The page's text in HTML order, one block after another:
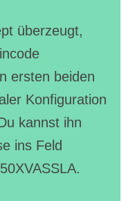
überzeugt,
ersten beiden
Konfiguration
kannst ihn
ins Feld